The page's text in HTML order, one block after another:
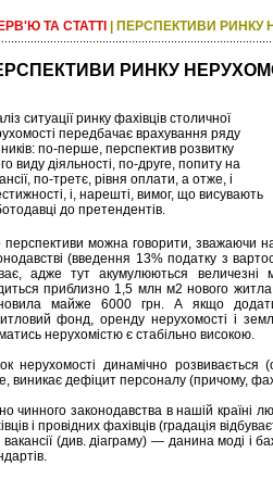
ТА СТАТТІ ПЕРСПЕКТИВИ РИНКУ
РИНКУ
ситуації ринку фахівців столичної
передбачає врахування ряду
по-перше, перспектив розвитку
виду діяльності, по-друге, попиту на
по-третє, рівня оплати, а отже, і
і, нарешті, вимог, що висувають
до претендентів.
перспективи можна говорити, зважаючи на
(введення 13% податку з
адже тут акумулюються величезні
приблизно 1,5 млн м2 нового
майже 6000 грн. А якщо
фонд, оренду нерухомості і
нерухомістю є стабільно високою.
нерухомості динамічно розвивається
виникає дефіцит персоналу (причому,
чинного законодавства в нашій
і провідних фахівців (градація
вакансії (див. діаграму) — данина моді і